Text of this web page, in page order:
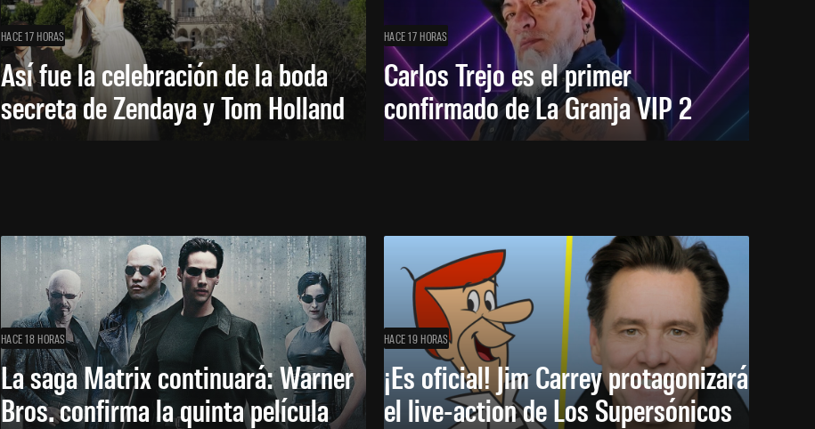
HACE 17 HORAS
Así fue la celebración de la boda
secreta de Zendaya y Tom Holland
HACE 17 HORAS
Carlos Trejo es el primer
confirmado de La Granja VIP 2
HACE 18 HORAS
La saga Matrix continuará: Warner
Bros. confirma la quinta película
HACE 19 HORAS
¡Es oficial! Jim Carrey protagonizará
el live-action de Los Supersónicos